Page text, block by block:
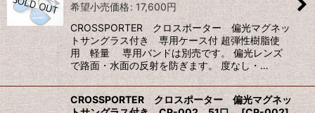
希望小売価格: 17,600円
CROSSPORTER クロスポーター 偏光マグネッ
トサングラス付き 専用ケース付 超弾性樹脂使
用 軽量 専用バンドは別売です。 偏光レンズ
で路面・水面の反射を防ぎます。 度なし・…
CROSSPORTER クロスポーター 偏光マグネッ